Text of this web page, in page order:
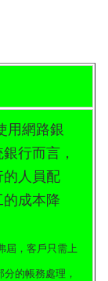
用網路銀
行而言，
的人員配
成本降
屆，客戶只需上
的帳務處理，